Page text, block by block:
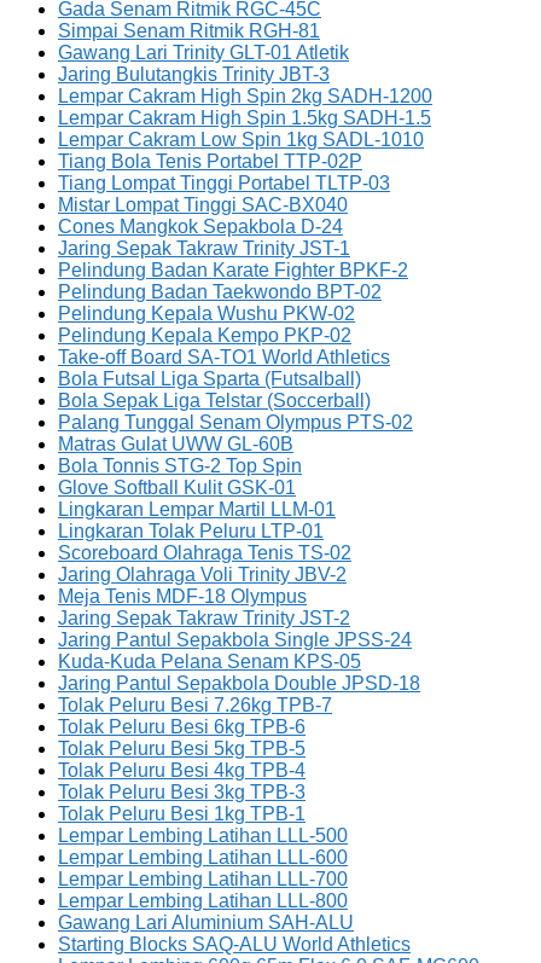
Gada Senam Ritmik RGC-45C
Simpai Senam Ritmik RGH-81
Gawang Lari Trinity GLT-01 Atletik
Jaring Bulutangkis Trinity JBT-3
Lempar Cakram High Spin 2kg SADH-1200
Lempar Cakram High Spin 1.5kg SADH-1.5
Lempar Cakram Low Spin 1kg SADL-1010
Tiang Bola Tenis Portabel TTP-02P
Tiang Lompat Tinggi Portabel TLTP-03
Mistar Lompat Tinggi SAC-BX040
Cones Mangkok Sepakbola D-24
Jaring Sepak Takraw Trinity JST-1
Pelindung Badan Karate Fighter BPKF-2
Pelindung Badan Taekwondo BPT-02
Pelindung Kepala Wushu PKW-02
Pelindung Kepala Kempo PKP-02
Take-off Board SA-TO1 World Athletics
Bola Futsal Liga Sparta (Futsalball)
Bola Sepak Liga Telstar (Soccerball)
Palang Tunggal Senam Olympus PTS-02
Matras Gulat UWW GL-60B
Bola Tonnis STG-2 Top Spin
Glove Softball Kulit GSK-01
Lingkaran Lempar Martil LLM-01
Lingkaran Tolak Peluru LTP-01
Scoreboard Olahraga Tenis TS-02
Jaring Olahraga Voli Trinity JBV-2
Meja Tenis MDF-18 Olympus
Jaring Sepak Takraw Trinity JST-2
Jaring Pantul Sepakbola Single JPSS-24
Kuda-Kuda Pelana Senam KPS-05
Jaring Pantul Sepakbola Double JPSD-18
Tolak Peluru Besi 7.26kg TPB-7
Tolak Peluru Besi 6kg TPB-6
Tolak Peluru Besi 5kg TPB-5
Tolak Peluru Besi 4kg TPB-4
Tolak Peluru Besi 3kg TPB-3
Tolak Peluru Besi 1kg TPB-1
Lempar Lembing Latihan LLL-500
Lempar Lembing Latihan LLL-600
Lempar Lembing Latihan LLL-700
Lempar Lembing Latihan LLL-800
Gawang Lari Aluminium SAH-ALU
Starting Blocks SAQ-ALU World Athletics